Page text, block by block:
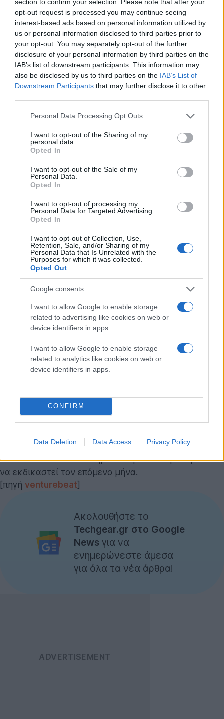
section to confirm your selection. Please note that after your
opt-out request is processed you may continue seeing
interest-based ads based on personal information utilized by
us or personal information disclosed to third parties prior to
your opt-out. You may separately opt-out of the further
disclosure of your personal information by third parties on the
IAB’s list of downstream participants. This information may
also be disclosed by us to third parties on the IAB’s List of
Downstream Participants that may further disclose it to other
Please note that this website/app uses one or more Google
not limited to your visit or usage behaviour. You may click to
grant or deny consent to Google and its third-party tags to
use your data for below specified purposes in below Google
consent section.
Personal Data Processing Opt Outs
I want to opt-out of the Sharing of my
personal data.
Opted In
I want to opt-out of the Sale of my
Personal Data.
Opted In
I want to opt-out of processing my
Personal Data for Targeted Advertising.
Opted In
I want to opt-out of Collection, Use,
Retention, Sale, and/or Sharing of my
Personal Data that Is Unrelated with the
Purposes for which it was collected.
Opted Out
Google consents
I want to allow Google to enable storage
related to advertising like cookies on web or
device identifiers in apps.
I want to allow Google to enable storage
related to analytics like cookies on web or
device identifiers in apps.
CONFIRM
Data Deletion Data Access Privacy Policy
Πρόσφατα η Facebook πήρε θέση στο ζήτημα
αναφέροντας ότι κάτι τέτοιο αποτελεί παραβίαση του
προσωπικού απορρήτου τόσο του ίδιου του
εργαζομένου όσο και των φίλων του και απειλώντας
με αγωγές σε οποιαδήποτε εταιρεία αιτήσει τους
Τη νομική οδό αποφάσισε να ακολουθήσει και η
Michigan, όταν της ζητήθηκε να παραχωρήσει τα
στοιχεία του λογαριασμού της στο Facebook. Αφορμή
στάθηκε η φωτογραφία μιας συναδέλφου της με το
η Hester είχε ανεβάσει στο Facebook τον Απρίλιο του
Η εν λόγω φωτογραφία ενόχλησε τη μητέρα ενός
μαθητή που ήταν φίλη της στο κοινωνικό δίκτυο και η
οποία επικοινώνησε άμεσα με τη διεύθυνση του
σχολείου. Το θέμα πήρε μεγάλες διαστάσεις και
της αποκαλύψει τον κωδικό πρόσβασης του
λογαριασμού της στο Facebook.
διαθεσιμότητα. H δασκάλα κατέθεσε αγωγή ενάντια
στο εκπαιδευτικό σύστημα και η υπόθεση αναμένεται
να εκδικαστεί τον επόμενο μήνα.
[πηγή venturebeat]
Ακολουθήστε το
Techgear.gr στο Google
News για να
ενημερώνεστε άμεσα
για όλα τα νέα άρθρα!